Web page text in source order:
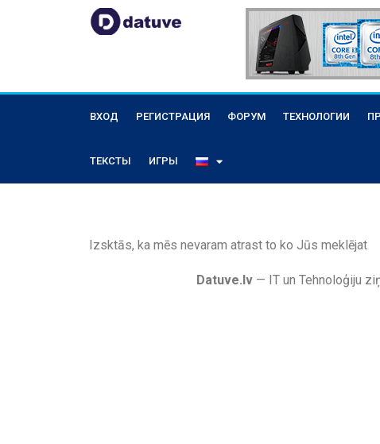
ВХОД РЕГИСТРАЦИЯ ФОРУМ ТЕХНОЛОГИИ
ТЕКСТЫ ИГРЫ
Izsktās, ka mēs nevaram atrast to ko Jūs meklējat
Datuve.lv — IT un Tehnoloģiju